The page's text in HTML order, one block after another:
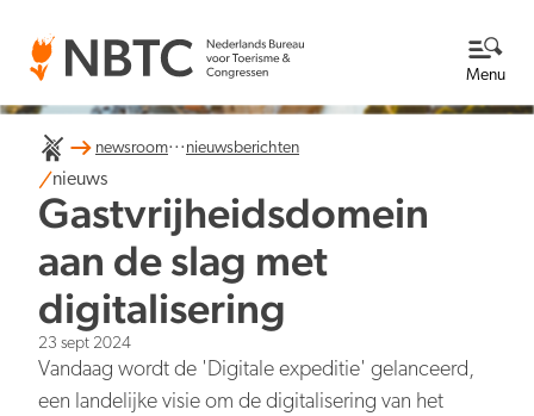
Menu
Thema's
Bekijk alle thema's
Kennisbank
Over ons
Lees meer over NBTC
Newsroom
newsroom... nieuwsberichten
nieuws
Gastvrijheidsdomein
aan de slag met
digitalisering
23 sept 2024
Vandaag wordt de 'Digitale expeditie' gelanceerd,
een landelijke visie om de digitalisering van het